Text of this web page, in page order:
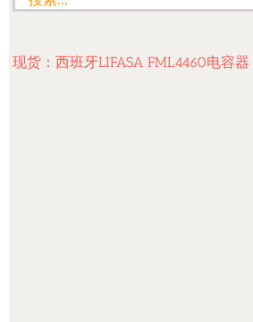
索：
现货：西班牙LIFASA FML4460电容器